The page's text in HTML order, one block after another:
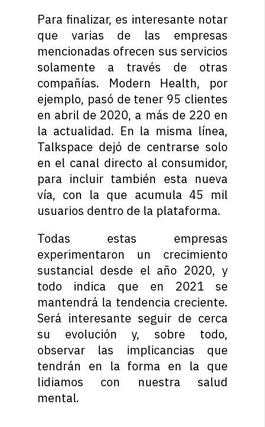
Para finalizar, es interesante notar
que varias de las empresas
mencionadas ofrecen sus servicios
solamente a través de otras
compañías. Modern Health, por
ejemplo, pasó de tener 95 clientes
en abril de 2020, a más de 220 en
la actualidad. En la misma línea,
Talkspace dejó de centrarse solo
en el canal directo al consumidor,
para incluir también esta nueva
vía, con la que acumula 45 mil
usuarios dentro de la plataforma.
Todas estas empresas
experimentaron un crecimiento
sustancial desde el año 2020, y
todo indica que en 2021 se
mantendrá la tendencia creciente.
Será interesante seguir de cerca
su evolución y, sobre todo,
observar las implicancias que
tendrán en la forma en la que
lidiamos con nuestra salud
mental.